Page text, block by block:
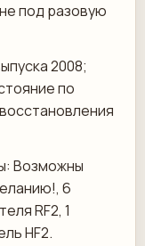
под разовую
2008;
по
Возможны
6
RF2, 1
HF2.